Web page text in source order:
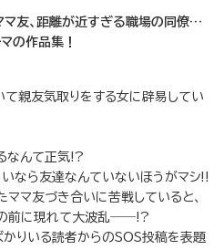
友、距離が近すぎる職場の同僚…
の作品集！
親友気取りをする女に辟易してい
なんて正気!?
なら友達なんていないほうがマシ!!
ママ友づき合いに苦戦していると、
前に現れて大波乱――!?
りいる読者からのSOS投稿を表題